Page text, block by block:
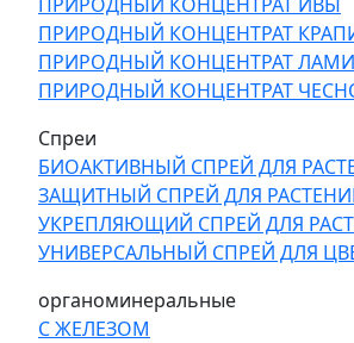
ПРИРОДНЫЙ КОНЦЕНТРАТ
ПРИРОДНЫЙ КОНЦЕНТРАТ
ПРИРОДНЫЙ КОНЦЕНТРАТ
Спреи
БИОАКТИВНЫЙ СПРЕЙ ДЛЯ
ЗАЩИТНЫЙ СПРЕЙ ДЛЯ
УКРЕПЛЯЮЩИЙ СПРЕЙ ДЛЯ
УНИВЕРСАЛЬНЫЙ СПРЕЙ ДЛЯ
органоминеральные
С ЖЕЛЕЗОМ